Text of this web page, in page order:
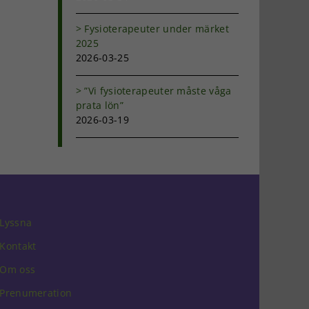
Fysioterapeuter under märket
2025
2026-03-25
”Vi fysioterapeuter måste våga
prata lön”
2026-03-19
Lyssna
Kontakt
Om oss
Prenumeration